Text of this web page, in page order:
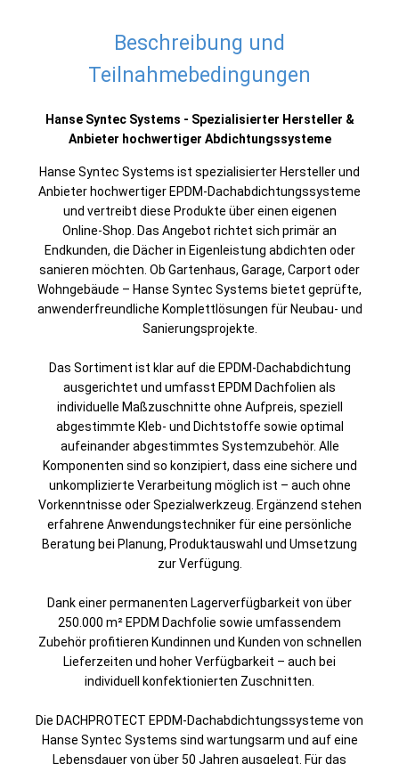
Beschreibung und
Teilnahmebedingungen
Hanse Syntec Systems - Spezialisierter Hersteller &
Anbieter hochwertiger Abdichtungssysteme
Hanse Syntec Systems ist spezialisierter Hersteller und
Anbieter hochwertiger EPDM‑Dachabdichtungssysteme
und vertreibt diese Produkte über einen eigenen
Online‑Shop. Das Angebot richtet sich primär an
Endkunden, die Dächer in Eigenleistung abdichten oder
sanieren möchten. Ob Gartenhaus, Garage, Carport oder
Wohngebäude – Hanse Syntec Systems bietet geprüfte,
anwenderfreundliche Komplettlösungen für Neubau‑ und
Sanierungsprojekte.
Das Sortiment ist klar auf die EPDM‑Dachabdichtung
ausgerichtet und umfasst EPDM Dachfolien als
individuelle Maßzuschnitte ohne Aufpreis, speziell
abgestimmte Kleb‑ und Dichtstoffe sowie optimal
aufeinander abgestimmtes Systemzubehör. Alle
Komponenten sind so konzipiert, dass eine sichere und
unkomplizierte Verarbeitung möglich ist – auch ohne
Vorkenntnisse oder Spezialwerkzeug. Ergänzend stehen
erfahrene Anwendungstechniker für eine persönliche
Beratung bei Planung, Produktauswahl und Umsetzung
zur Verfügung.
Dank einer permanenten Lagerverfügbarkeit von über
250.000 m² EPDM Dachfolie sowie umfassendem
Zubehör profitieren Kundinnen und Kunden von schnellen
Lieferzeiten und hoher Verfügbarkeit – auch bei
individuell konfektionierten Zuschnitten.
Die DACHPROTECT EPDM‑Dachabdichtungssysteme von
Hanse Syntec Systems sind wartungsarm und auf eine
Lebensdauer von über 50 Jahren ausgelegt. Für das